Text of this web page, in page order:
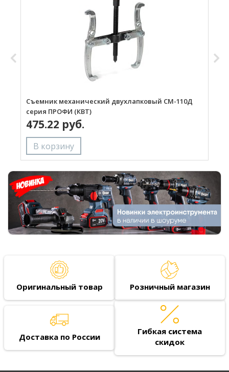
Съемник механический двухлапковый СМ-110Д
серия ПРОФИ (КВТ)
475.22 руб.
Оригинальный товар Розничный магазин
Доставка по России
Гибкая система
скидок